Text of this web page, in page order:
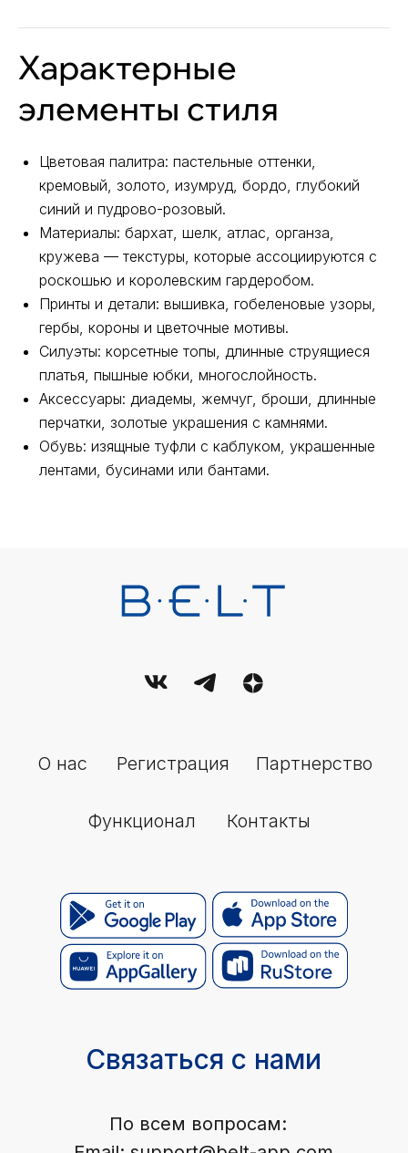
Характерные
элементы стиля
Цветовая палитра: пастельные оттенки,
кремовый, золото, изумруд, бордо, глубокий
синий и пудрово-розовый.
Материалы: бархат, шелк, атлас, органза,
кружева — текстуры, которые ассоциируются с
роскошью и королевским гардеробом.
Принты и детали: вышивка, гобеленовые узоры,
гербы, короны и цветочные мотивы.
Силуэты: корсетные топы, длинные струящиеся
платья, пышные юбки, многослойность.
Аксессуары: диадемы, жемчуг, броши, длинные
перчатки, золотые украшения с камнями.
Обувь: изящные туфли с каблуком, украшенные
лентами, бусинами или бантами.
Регистрация
О нас
Контакты
Функционал
Партнерство
Связаться с нами
support@belt-app.com
Условия (правила) использования сервиса
№ ФС77-89714 от 08.07.2025, выдано Федеральной службой по
надзору в сфере связи, информационных технологий и
массовых коммуникаций (Роскомнадзор).